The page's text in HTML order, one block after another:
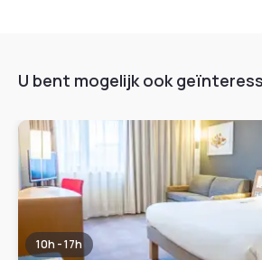
U bent mogelijk ook
10h - 17h